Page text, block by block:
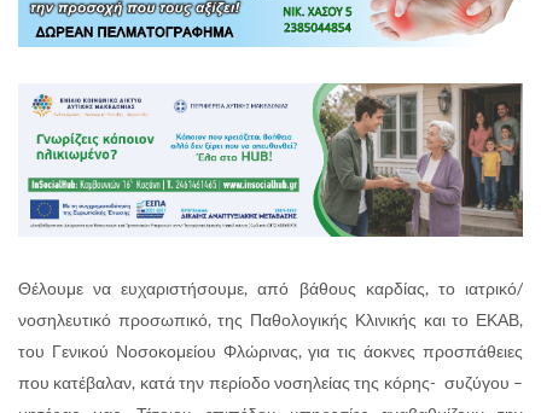
Θέλουμε να ευχαριστήσουμε, από βάθους καρδίας, το ιατρικό/
νοσηλευτικό προσωπικό, της Παθολογικής Κλινικής και το ΕΚΑΒ,
του Γενικού Νοσοκομείου Φλώρινας, για τις άοκνες προσπάθειες
που κατέβαλαν, κατά την περίοδο νοσηλείας της κόρης- συζύγου –